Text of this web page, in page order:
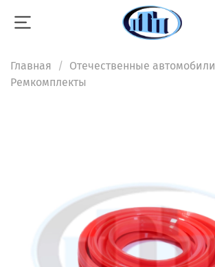
Главная Отечественные автомобили
Ремкомплекты